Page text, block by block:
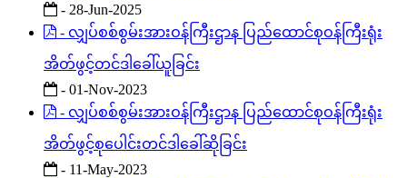
- 28-Jun-2025
- လျှပ်စစ်စွမ်းအားဝန်ကြီးဌာန ပြည်ထောင်စုဝန်ကြီးရုံး
အိတ်ဖွင့်တင်ဒါခေါ်ယူခြင်း
- 01-Nov-2023
- လျှပ်စစ်စွမ်းအားဝန်ကြီးဌာန ပြည်ထောင်စုဝန်ကြီးရုံး
အိတ်ဖွင့်စုပေါင်းတင်ဒါခေါ်ဆိုခြင်း
- 11-May-2023